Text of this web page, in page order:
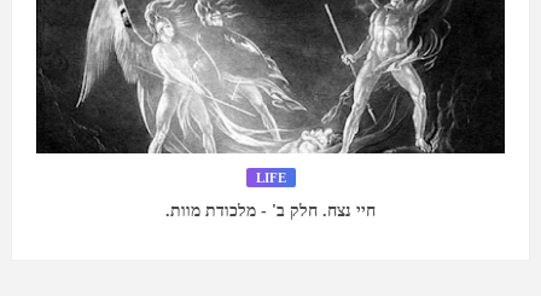
LIFE
חיי נצח. חלק ב' - מלכודת מוות.